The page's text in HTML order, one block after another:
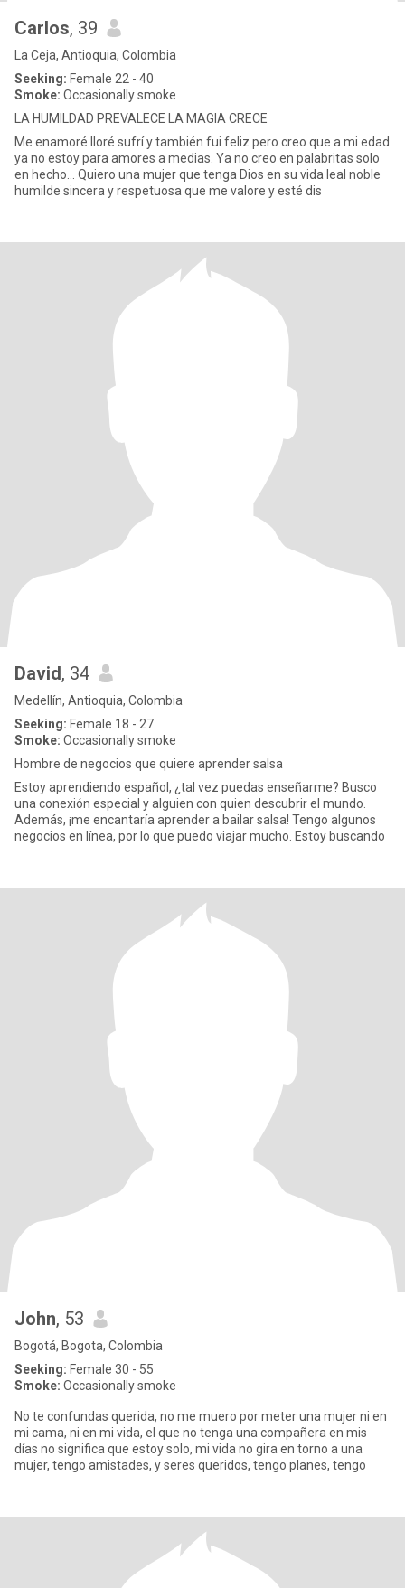
Carlos, 39
La Ceja, Antioquia, Colombia
Seeking: Female 22 - 40
Smoke: Occasionally smoke
LA HUMILDAD PREVALECE LA MAGIA CRECE
Me enamoré lloré sufrí y también fui feliz pero creo que a mi edad
ya no estoy para amores a medias. Ya no creo en palabritas solo
en hecho... Quiero una mujer que tenga Dios en su vida leal noble
humilde sincera y respetuosa que me valore y esté dis
David, 34
Medellín, Antioquia, Colombia
Seeking: Female 18 - 27
Smoke: Occasionally smoke
Hombre de negocios que quiere aprender salsa
Estoy aprendiendo español, ¿tal vez puedas enseñarme? Busco
una conexión especial y alguien con quien descubrir el mundo.
Además, ¡me encantaría aprender a bailar salsa! Tengo algunos
negocios en línea, por lo que puedo viajar mucho. Estoy buscando
John, 53
Bogotá, Bogota, Colombia
Seeking: Female 30 - 55
Smoke: Occasionally smoke
No te confundas querida, no me muero por meter una mujer ni en
mi cama, ni en mi vida, el que no tenga una compañera en mis
días no significa que estoy solo, mi vida no gira en torno a una
mujer, tengo amistades, y seres queridos, tengo planes, tengo